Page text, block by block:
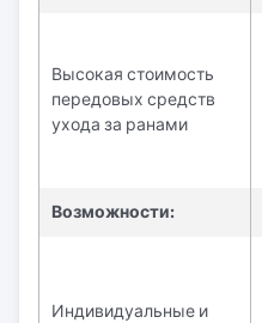
Высокая стоимость
передовых средств
ухода за ранами
Возможности:
Индивидуальные и